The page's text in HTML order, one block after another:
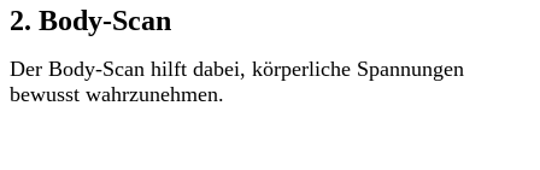
2. Body-Scan
Der Body-Scan hilft dabei, körperliche Spannungen
bewusst wahrzunehmen.